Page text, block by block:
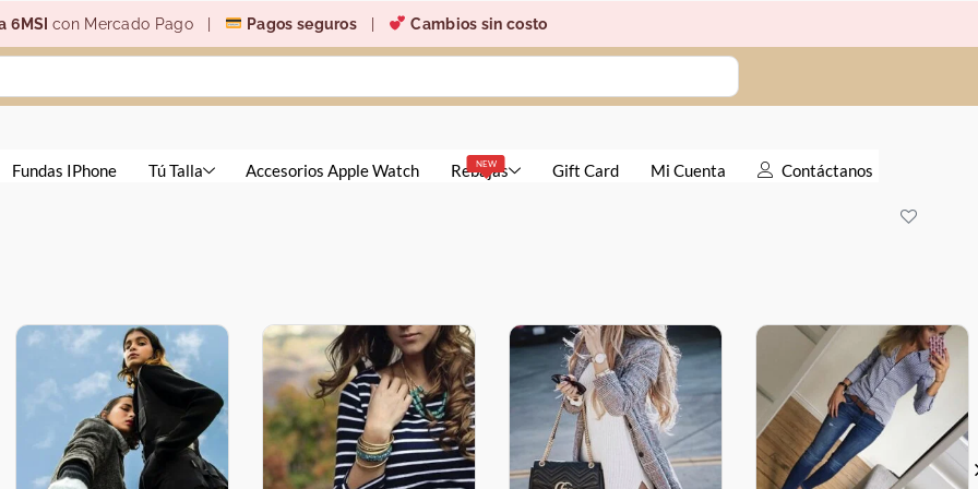
6MSIcon Mercado Pago | Pagos seguros Cambios sin costo
Fundas IPhone Tú Talla Accesorios Apple Watch NEW
Rebajas Gift Card Mi Cuenta Contáctanos